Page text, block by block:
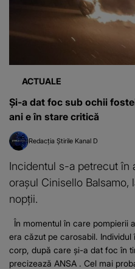
ACTUALE
Și-a dat foc sub ochii
ani e în stare critică
Redacția Știrile Kanal D
Incidentul s-a petrecut în
orașul Cinisello Balsamo,
nopții.
În momentul în care pompierii
era căzut pe carosabil.
corp, după care și-a dat foc în
precizează ANSA . Cel mai